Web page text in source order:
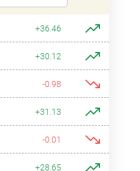
+36.46
+30.12
-0.98
+31.13
-0.01
+28.65